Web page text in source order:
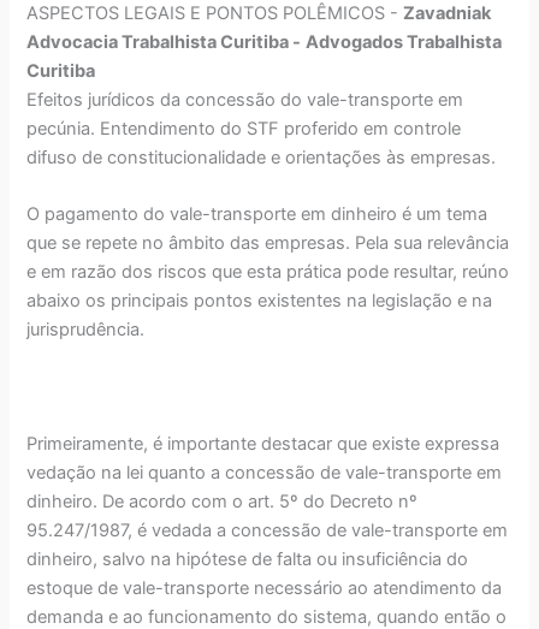
ASPECTOS LEGAIS E PONTOS POLÊMICOS -Zavadniak
Advocacia Trabalhista Curitiba - Advogados Trabalhista
Curitiba
Efeitos jurídicos da concessão do vale-transporte em
pecúnia. Entendimento do STF proferido em controle
difuso de constitucionalidade e orientações às empresas.
O pagamento do vale-transporte em dinheiro é um tema
que se repete no âmbito das empresas. Pela sua relevância
e em razão dos riscos que esta prática pode resultar, reúno
abaixo os principais pontos existentes na legislação e na
jurisprudência.
Primeiramente, é importante destacar que existe expressa
vedação na lei quanto a concessão de vale-transporte em
dinheiro. De acordo com o art. 5º do Decreto nº
95.247/1987, é vedada a concessão de vale-transporte em
dinheiro, salvo na hipótese de falta ou insuficiência do
estoque de vale-transporte necessário ao atendimento da
demanda e ao funcionamento do sistema, quando então o